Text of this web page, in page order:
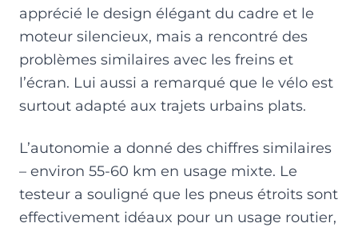
apprécié le design élégant du cadre et le
moteur silencieux, mais a rencontré des
problèmes similaires avec les freins et
l’écran. Lui aussi a remarqué que le vélo est
surtout adapté aux trajets urbains plats.
L’autonomie a donné des chiffres similaires
– environ 55-60 km en usage mixte. Le
testeur a souligné que les pneus étroits sont
effectivement idéaux pour un usage routier,